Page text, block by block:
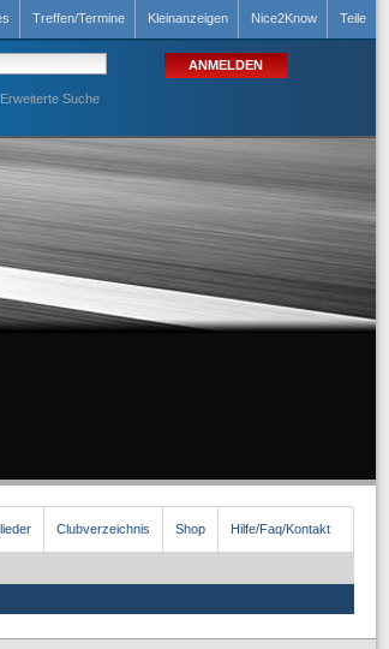
Treffen/Termine Kleinanzeigen Nice2Know Teile
Erweiterte Suche
Clubverzeichnis Shop Hilfe/Faq/Kontakt